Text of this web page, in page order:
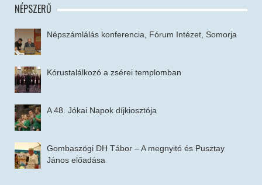
NÉPSZERŰ
Népszámlálás konferencia, Fórum Intézet, Somorja
Kórustalálkozó a zsérei templomban
A 48. Jókai Napok díjkiosztója
Gombaszögi DH Tábor – A megnyitó és Pusztay
János előadása